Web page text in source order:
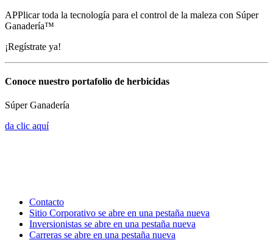
APPlicar toda la tecnología para el control de la maleza con Súper
Ganadería™
¡Regístrate ya!
Conoce nuestro portafolio de herbicidas
Súper Ganadería
da clic aquí
Contacto
Sitio Corporativo se abre en una pestaña nueva
Inversionistas se abre en una pestaña nueva
Carreras se abre en una pestaña nueva